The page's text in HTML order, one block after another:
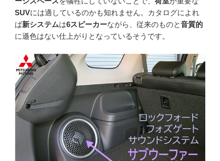
SUVには適しているのかも知れません。カタログによれ
ば新システムは6スピーカーながら、従来のものと音質的
に遜色はない仕上がりとなっているそうです。